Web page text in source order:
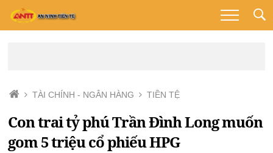
TÀI CHÍNH - NGÂN HÀNG TIỀN TỆ
Con trai tỷ phú Trần Đình Long muốn
gom 5 triệu cổ phiếu HPG